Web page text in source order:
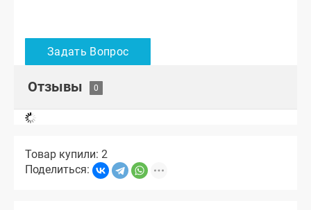
Отзывы
Товар купили: 2
Поделиться: